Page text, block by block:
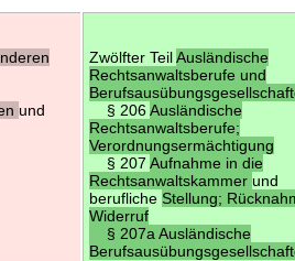
und
Zwölfter TeilAusländische
Rechtsanwaltsberufe und
§ 206Ausländische
Rechtsanwaltsberufe;
Verordnungsermächtigung
§ 207Aufnahme in die
Rechtsanwaltskammerund
beruflicheStellung;
Widerruf
§ 207a Ausländische